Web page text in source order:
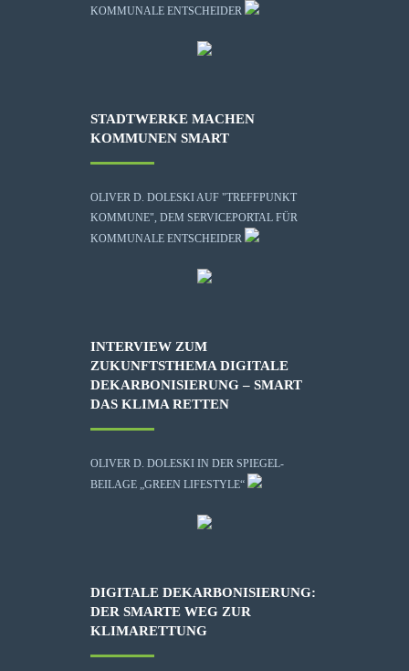
KOMMUNALE ENTSCHEIDER
STADTWERKE MACHEN
KOMMUNEN SMART
OLIVER D. DOLESKI AUF "TREFFPUNKT
KOMMUNE", DEM SERVICEPORTAL FÜR
KOMMUNALE ENTSCHEIDER
INTERVIEW ZUM
ZUKUNFTSTHEMA DIGITALE
DEKARBONISIERUNG – SMART
DAS KLIMA RETTEN
OLIVER D. DOLESKI IN DER SPIEGEL-
BEILAGE „GREEN LIFESTYLE“
DIGITALE DEKARBONISIERUNG:
DER SMARTE WEG ZUR
KLIMARETTUNG